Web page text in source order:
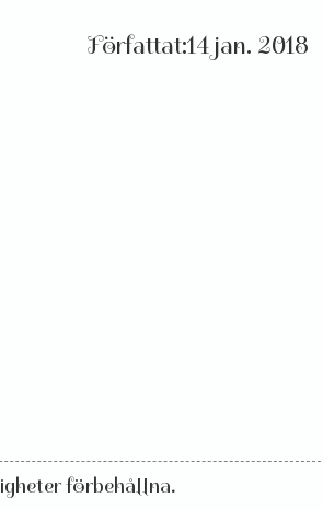
14 jan. 2018
förbehållna.